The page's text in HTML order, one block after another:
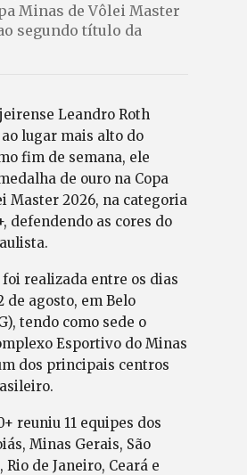
Minas de Vôlei Master
segundo título da
Leandro Roth
lugar mais alto do
fim de semana, ele
de ouro na Copa
Master 2026, na categoria
defendendo as cores do
realizada entre os dias
de agosto, em Belo
tendo como sede o
Esportivo do Minas
dos principais centros
reuniu 11 equipes dos
Minas Gerais, São
Rio de Janeiro, Ceará e